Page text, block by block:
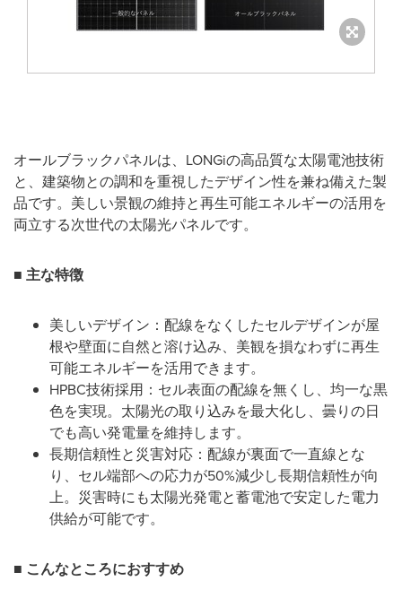
オールブラックパネルは、LONGiの高品質な太陽電池技術
と、建築物との調和を重視したデザイン性を兼ね備えた製
品です。美しい景観の維持と再生可能エネルギーの活用を
両立する次世代の太陽光パネルです。
■ 主な特徴
美しいデザイン：配線をなくしたセルデザインが屋
根や壁面に自然と溶け込み、美観を損なわずに再生
可能エネルギーを活用できます。
HPBC技術採用：セル表面の配線を無くし、均一な黒
色を実現。太陽光の取り込みを最大化し、曇りの日
でも高い発電量を維持します。
長期信頼性と災害対応：配線が裏面で一直線とな
り、セル端部への応力が50%減少し長期信頼性が向
上。災害時にも太陽光発電と蓄電池で安定した電力
供給が可能です。
■ こんなところにおすすめ